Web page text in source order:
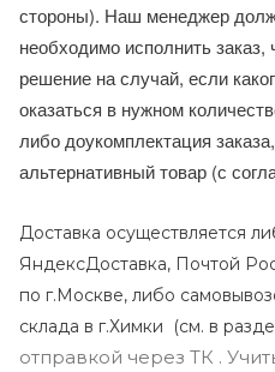
стороны). Наш менеджер
необходимо исполнить
решение на случай, если
оказаться в нужном
либо доукомплектация
альтернативный товар (с
Доставка осуществляется
ЯндексДоставка, Почтой
по г.Москве, либо
склада в г.Химки (см. в
отправкой через ТК .